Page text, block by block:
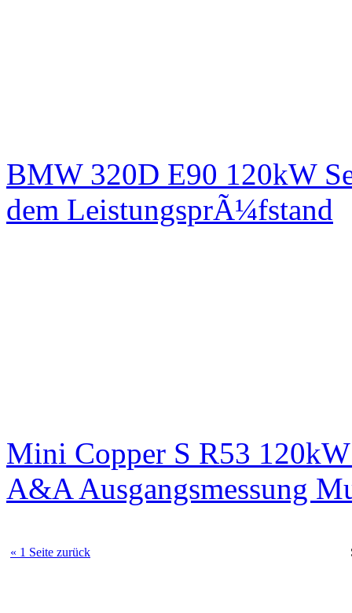
BMW 320D E90 120kW
dem LeistungsprÃ¼fstand
Mini Copper S R53
A&A Ausgangsmessung
« 1 Seite zurück